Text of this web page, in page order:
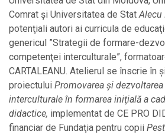
Comrat şi Universitatea de Stat Alecu
potenţiali autori ai curricula de
genericul ”Strategii de formare-
competenţei interculturale”,
CARTALEANU. Atelierul se înscrie în
proiectului Promovarea şi
interculturale în formarea iniţială a
didactice, implementat de CE PRO
financiar de Fundaţia pentru copii